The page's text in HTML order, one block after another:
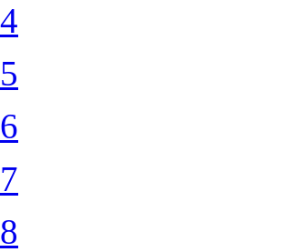
4
5
6
7
8